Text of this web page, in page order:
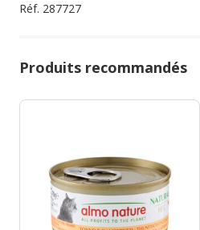
Réf. 287727
Produits recommandés